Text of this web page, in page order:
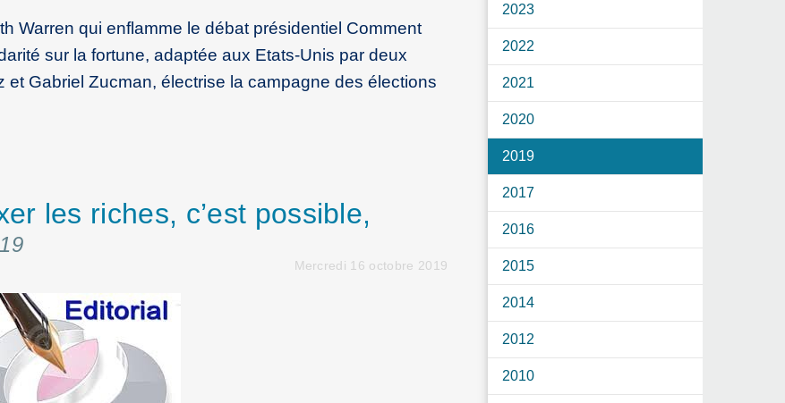
Warren qui enflamme le débat présidentiel Comment
sur la fortune, adaptée aux Etats-Unis par deux
Gabriel Zucman, électrise la campagne des élections
les riches, c’est possible,
Mercredi 16 octobre 2019
2023
2022
2021
2020
2019
2017
2016
2015
2014
2012
2010